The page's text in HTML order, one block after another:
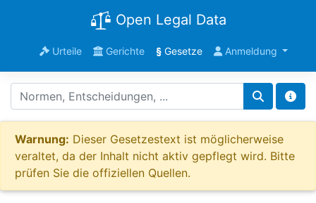
Open Legal Data
Urteile Gerichte §Gesetze Anmeldung
Warnung: Dieser Gesetzestext ist möglicherweise
veraltet, da der Inhalt nicht aktiv gepflegt wird. Bitte
prüfen Sie die offiziellen Quellen.